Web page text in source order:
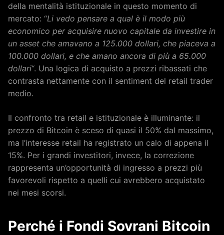
della mentalità istituzionale in questo momento di
mercato: “Li vedo pensare a qual è il modo più
economico per acquisire nuovo capitale da investire in
un asset che amavano a 125.000 dollari, che piaceva a
100.000 dollari, e che amano ancora di più a 65.000
dollari“. Una logica di acquisto a prezzi ribassati che
contrasta nettamente con il sentiment del retail trader
medio.
Il confronto tra retail e istituzionale è illuminante: il
prezzo di Bitcoin è sceso di quasi il 50% dal massimo,
ma l’interesse retail ha registrato un calo di appena il
15%. Per i grandi investitori, invece, la correzione
rappresenta un’opportunità di ingresso a prezzi più
favorevoli rispetto a quelli cui avrebbero acquistato
nei mesi scorsi.
Perché i Fondi Sovrani Bitcoin